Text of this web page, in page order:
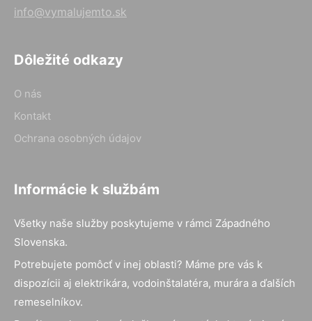
info@vymalujemto.sk
Dôležité odkazy
O nás
Kontakt
Ochrana osobných údajov
Informácie k službám
Všetky naše služby poskytujeme v rámci Západného
Slovenska.
Potrebujete pomôcť v inej oblasti? Máme pre vás k
dispozícii aj elektrikára, vodoinštalatéra, murára a ďalších
remeselníkov.